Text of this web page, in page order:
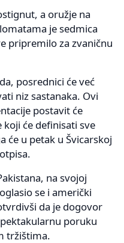
a oružje na
je sedmica
pripremilo za zvaničnu
posrednici će već
niz sastanaka. Ovi
postavit će
će definisati sve
će u petak u Švicarskoj
na svojoj
se i američki
da je dogovor
poruku
tržištima.